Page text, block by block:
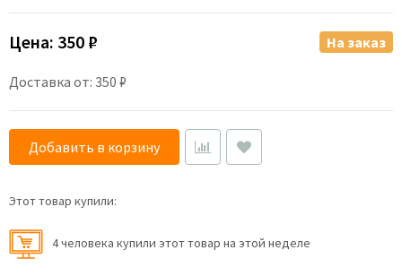
Цена: 350 ₽
Доставка от: 350 ₽
На заказ
Добавить в корзину
Этот товар купили:
4 человекa купили этот товар на этой неделе